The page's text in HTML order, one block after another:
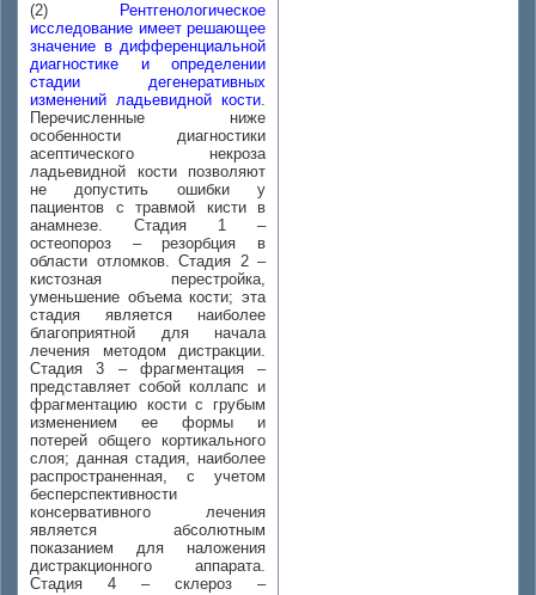
(2)
Рентгенологическое
исследование имеет решающее
значение в дифференциальной
диагностике и определении
стадии дегенеративных
изменений ладьевидной кости.
Перечисленные ниже
особенности диагностики
асептического некроза
ладьевидной кости позволяют
не допустить ошибки у
пациентов с травмой кисти в
анамнезе. Стадия 1 –
остеопороз – резорбция в
области отломков. Стадия 2 –
кистозная перестройка,
уменьшение объема кости; эта
стадия является наиболее
благоприятной для начала
лечения методом дистракции.
Стадия 3 – фрагментация –
представляет собой коллапс и
фрагментацию кости с грубым
изменением ее формы и
потерей общего кортикального
слоя; данная стадия, наиболее
распространенная, с учетом
бесперспективности
консервативного лечения
является абсолютным
показанием для наложения
дистракционного аппарата.
Стадия 4 – склероз –